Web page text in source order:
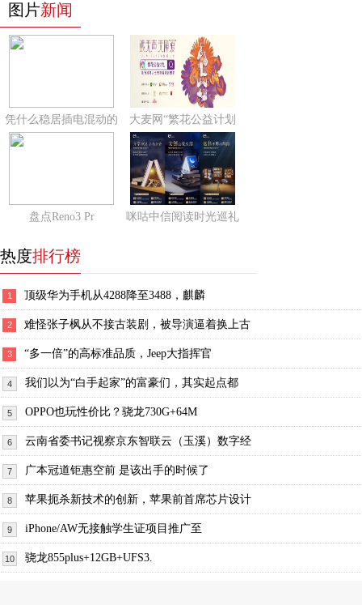
图片新闻
凭什么稳居插电混动的 大麦网“繁花公益计划
盘点Reno3 Pr 咪咕中信阅读时光巡礼
热度排行榜
1 顶级华为手机从4288降至3488，麒麟
2 难怪张子枫从不接古装剧，被导演逼着换上古
3 “多一倍”的高标准品质，Jeep大指挥官
4 我们以为“白手起家”的富豪们，其实起点都
5 OPPO也玩性价比？骁龙730G+64M
6 云南省委书记视察京东智联云（玉溪）数字经
7 广本冠道钜惠空前 是该出手的时候了
8 苹果扼杀新技术的创新，苹果前首席芯片设计
9 iPhone/AW无接触学生证项目推广至
10 骁龙855plus+12GB+UFS3.